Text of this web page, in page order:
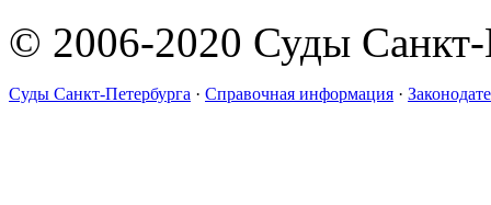
© 2006-2020 Суды Санкт-
Суды Санкт-Петербурга · Справочная информация ·